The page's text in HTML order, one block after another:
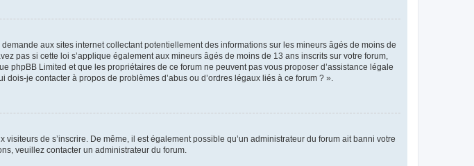
aux sites internet collectant potentiellement des informations sur les mineurs âgés de moins de
pas si cette loi s’applique également aux mineurs âgés de moins de 13 ans inscrits sur votre forum,
Limited et que les propriétaires de ce forum ne peuvent pas vous proposer d’assistance légale
je contacter à propos de problèmes d’abus ou d’ordres légaux liés à ce forum ? ».
de s’inscrire. De même, il est également possible qu’un administrateur du forum ait banni votre
veuillez contacter un administrateur du forum.